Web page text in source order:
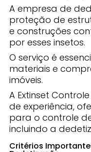
A empresa de
proteção de
e construções
por esses insetos.
O serviço é
materiais e
imóveis.
A Extinset
de experiência,
para o controle
incluindo a
Critérios